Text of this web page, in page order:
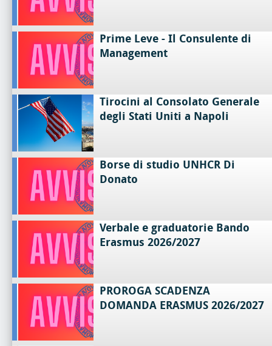
Prime Leve - Il Consulente di
Management
Tirocini al Consolato Generale
degli Stati Uniti a Napoli
Borse di studio UNHCR Di
Donato
Verbale e graduatorie Bando
Erasmus 2026/2027
PROROGA SCADENZA
DOMANDA ERASMUS 2026/2027